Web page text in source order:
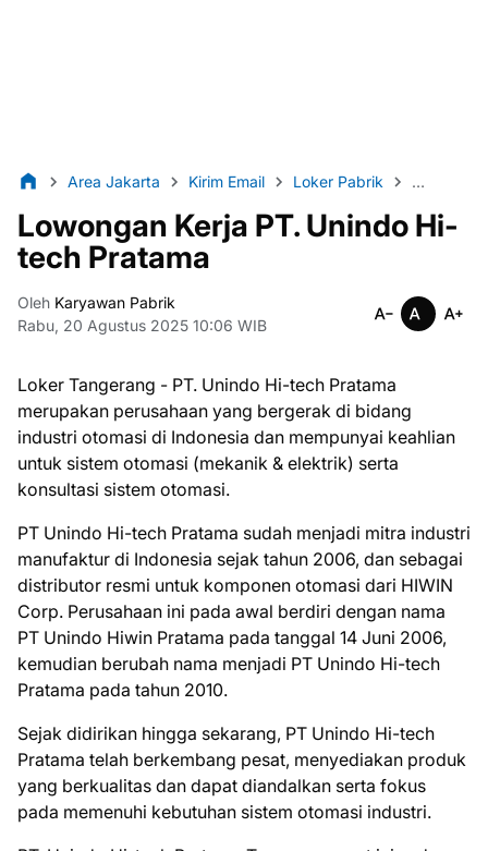
Area Jakarta Kirim Email Loker Pabrik Lulusan
Lowongan Kerja PT. Unindo Hi-
tech Pratama
Oleh Karyawan Pabrik
Rabu, 20 Agustus 2025 10:06 WIB
Loker Tangerang - PT. Unindo Hi-tech Pratama
merupakan perusahaan yang bergerak di bidang
industri otomasi di Indonesia dan mempunyai keahlian
untuk sistem otomasi (mekanik & elektrik) serta
konsultasi sistem otomasi.
PT Unindo Hi-tech Pratama sudah menjadi mitra industri
manufaktur di Indonesia sejak tahun 2006, dan sebagai
distributor resmi untuk komponen otomasi dari HIWIN
Corp. Perusahaan ini pada awal berdiri dengan nama
PT Unindo Hiwin Pratama pada tanggal 14 Juni 2006,
kemudian berubah nama menjadi PT Unindo Hi-tech
Pratama pada tahun 2010.
Sejak didirikan hingga sekarang, PT Unindo Hi-tech
Pratama telah berkembang pesat, menyediakan produk
yang berkualitas dan dapat diandalkan serta fokus
pada memenuhi kebutuhan sistem otomasi industri.